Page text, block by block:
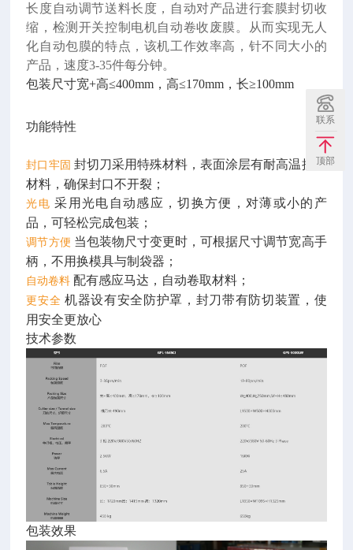
长度自动调节送料长度，自动对产品进行套膜封切收
缩，检测开关控制电机自动卷收废膜。从而实现无人
化自动包膜的特点，该机工作效率高，针不同大小的
产品，速度3-35件每分钟。
包装尺寸宽+高≤400mm，高≤170mm，长≥100mm
功能特性
封口牢固 封切刀采用特殊材料，表面涂层有耐高温抗粘
材料，确保封口不开裂；
光电 采用光电自动感应，切换方便，对薄或小的产
品，可轻松完成包装；
调节方便 当包装物尺寸变更时，可根据尺寸调节宽高手
柄，不用换模具与制袋器；
自动卷料 配有感应马达，自动卷取材料；
更安全 机器设有安全防护罩，封刀带有防切装置，使
用安全更放心
技术参数
包装效果
联系
顶部